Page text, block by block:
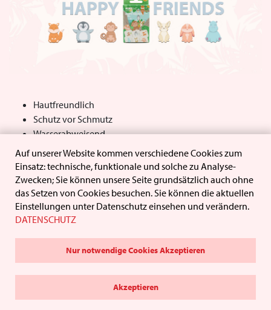
Hautfreundlich
Schutz vor Schmutz
Wasserabweisend
Super Klebekraft
Luftdurchlässig
Latexfrei
MEHR ERFAHREN
© 2026,
Auf unserer Website kommen verschiedene Cookies zum
Einsatz: technische, funktionale und solche zu Analyse-
Zwecken; Sie können unsere Seite grundsätzlich auch ohne
das Setzen von Cookies besuchen. Sie können die aktuellen
Einstellungen unter Datenschutz einsehen und verändern.
DATENSCHUTZ
Nur notwendige Cookies Akzeptieren
Akzeptieren